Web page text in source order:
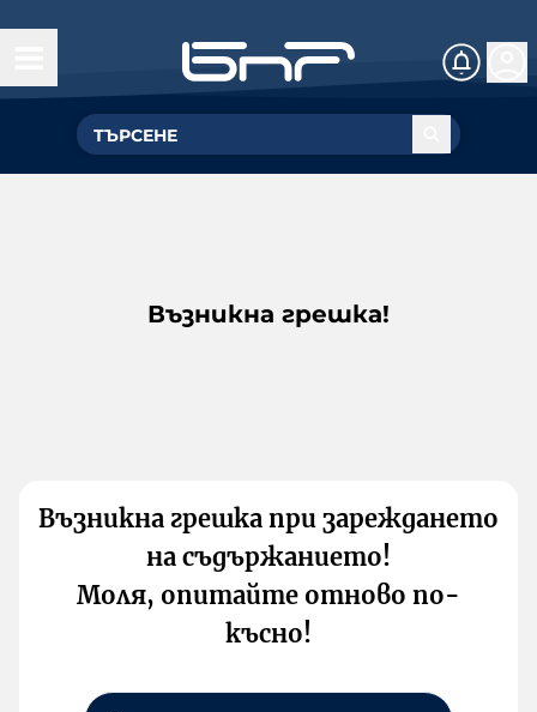
Възникна грешка!
Възникна грешка при зареждането
на съдържанието!
Моля, опитайте отново по-
късно!